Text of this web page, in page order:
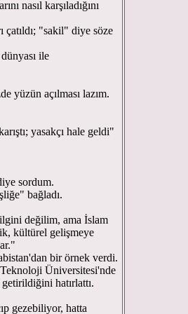
nasıl karşıladığını
"sakil" diye söze
ile
yüzün açılması lazım.
yasakçı hale geldi"
sordum.
bağladı.
değilim, ama İslam
kültürel gelişmeye
bir örnek verdi.
Üniversitesi'nde
hatırlattı.
gezebiliyor, hatta